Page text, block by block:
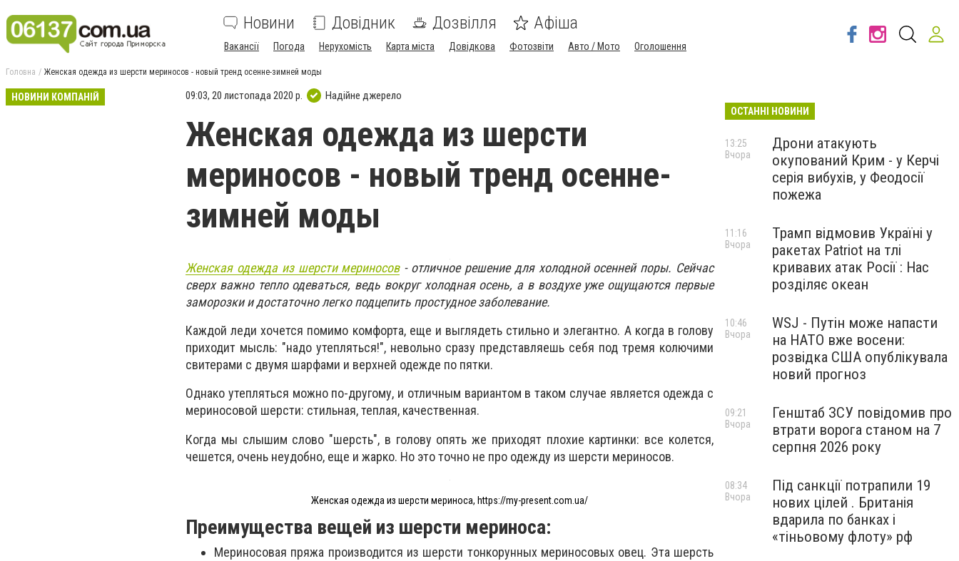
Новини Довідник Дозвілля Афіша
Вакансії Погода Нерухомість Карта міста Довідкова Фотозвіти Авто / Мото Оголошення
Головна Женская одежда из шерсти мериносов - новый тренд осенне-зимней моды
НОВИНИ КОМПАНІЙ 09:03, 20 листопада 2020 р. Надійне джерело
Женская одежда из шерсти
мериносов - новый тренд осенне-
зимней моды
Женская одежда из шерсти мериносов- отличное решение для холодной осенней поры. Сейчас
сверх важно тепло одеваться, ведь вокруг холодная осень, а в воздухе уже ощущаются первые
заморозки и достаточно легко подцепить простудное заболевание.
Каждой леди хочется помимо комфорта, еще и выглядеть стильно и элегантно. А когда в голову
приходит мысль: "надо утепляться!", невольно сразу представляешь себя под тремя колючими
свитерами с двумя шарфами и верхней одежде по пятки.
Однако утепляться можно по-другому, и отличным вариантом в таком случае является одежда с
мериносовой шерсти: стильная, теплая, качественная.
Когда мы слышим слово "шерсть", в голову опять же приходят плохие картинки: все колется,
чешется, очень неудобно, еще и жарко. Но это точно не про одежду из шерсти мериносов.
Женская одежда из шерсти мериноса, https://my-present.com.ua/
Преимущества вещей из шерсти мериноса:
Мериносовая пряжа производится из шерсти тонкорунных мериносовых овец. Эта шерсть
ОСТАННІ НОВИНИ
Дрони атакують
окупований Крим - у Керчі
серія вибухів, у Феодосії
пожежа
13:25
Вчора
Трамп відмовив Україні у
ракетах Patriot на тлі
кривавих атак Росії : Нас
розділяє океан
11:16
Вчора
WSJ - Путін може напасти
на НАТО вже восени:
розвідка США опублікувала
новий прогноз
10:46
Вчора
Генштаб ЗСУ повідомив про
втрати ворога станом на 7
серпня 2026 року
09:21
Вчора
Під санкції потрапили 19
нових цілей . Британія
вдарила по банках і
«тіньовому флоту» рф
08:34
Вчора